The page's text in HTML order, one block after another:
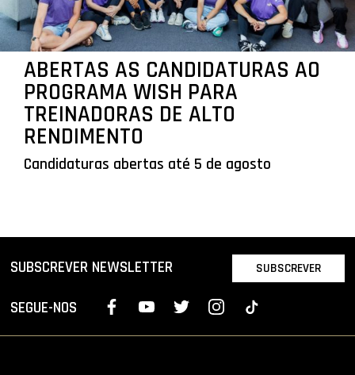
ABERTAS AS CANDIDATURAS AO
PROGRAMA WISH PARA
TREINADORAS DE ALTO
RENDIMENTO
Candidaturas abertas até 5 de agosto
SUBSCREVER NEWSLETTER SUBSCREVER
SEGUE-NOS